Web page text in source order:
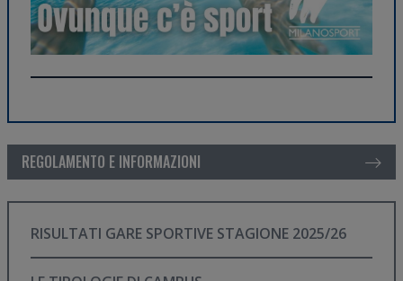
REGOLAMENTO E INFORMAZIONI
RISULTATI GARE SPORTIVE STAGIONE 2025/26